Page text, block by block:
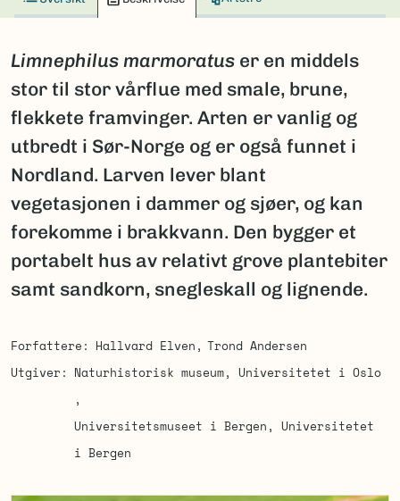
Limnephilus marmoratus er en middels
stor til stor vårflue med smale, brune,
flekkete framvinger. Arten er vanlig og
utbredt i Sør-Norge og er også funnet i
Nordland. Larven lever blant
vegetasjonen i dammer og sjøer, og kan
forekomme i brakkvann. Den bygger et
portabelt hus av relativt grove plantebiter
samt sandkorn, snegleskall og lignende.
Forfattere Hallvard Elven
Trond Andersen
Utgiver
Naturhistorisk museum, Universitetet i Oslo
Universitetsmuseet i Bergen, Universitetet
i Bergen